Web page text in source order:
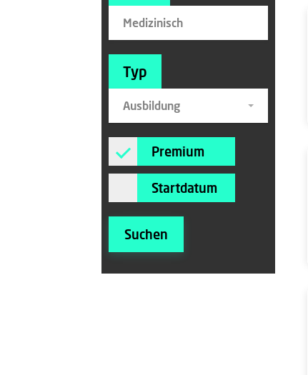
Typ
Ausbildung
Premium
Startdatum
Suchen